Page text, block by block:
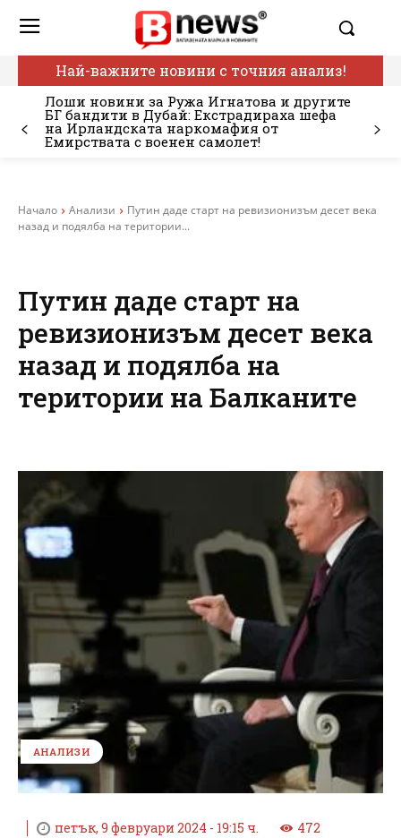
Най-важните новини с точния анализ!
Лоши новини за Ружа Игнатова и другите
БГ бандити в Дубай: Екстрадираха шефа
на Ирландската наркомафия от
Емирствата с военен самолет!
Начало Анализи
Путин даде старт на ревизионизъм десет века
назад и подялба на територии...
Путин даде старт на
ревизионизъм десет века
назад и подялба на
територии на Балканите
АНАЛИЗИ
петък, 9 февруари 2024 - 19:15 ч. 472